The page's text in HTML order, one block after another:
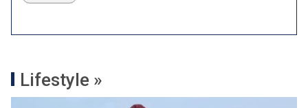
Lifestyle »